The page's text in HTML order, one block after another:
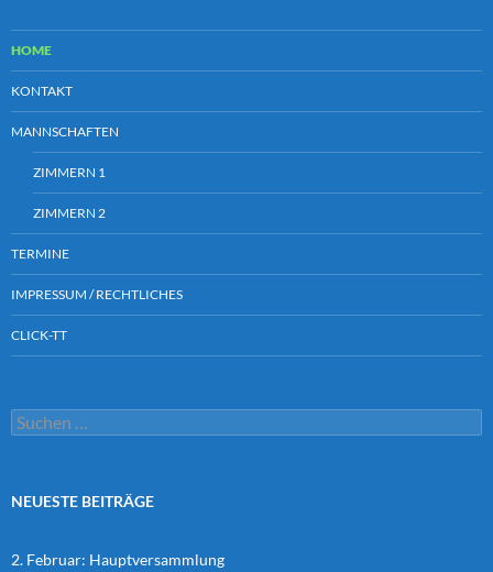
HOME
KONTAKT
MANNSCHAFTEN
ZIMMERN 1
ZIMMERN 2
TERMINE
IMPRESSUM / RECHTLICHES
CLICK-TT
Suchen
nach:
NEUESTE BEITRÄGE
2. Februar: Hauptversammlung